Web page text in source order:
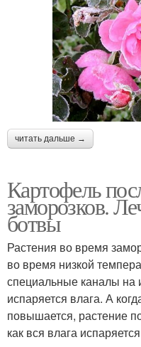
читать дальше →
Картофель
заморозков.
ботвы
Растения во время
во время низкой
специальные каналы на
испаряется влага. А
повышается, растение
как вся влага